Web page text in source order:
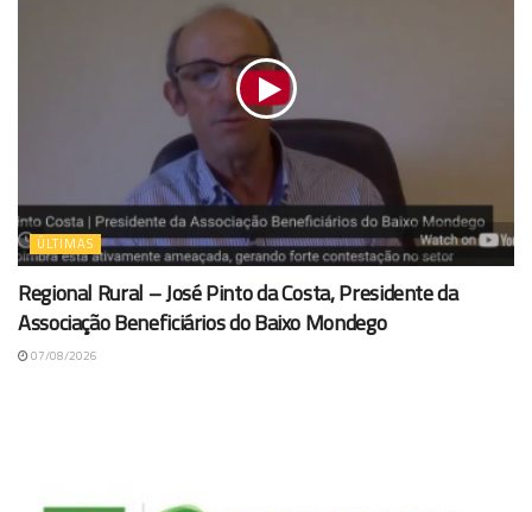
ÚLTIMAS
Regional Rural – José Pinto da Costa, Presidente da
Associação Beneficiários do Baixo Mondego
07/08/2026